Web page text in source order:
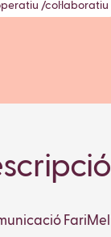
/col·laboratiu